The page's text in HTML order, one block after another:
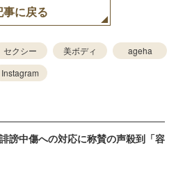
事に戻る
セクシー 美ボディ
ageha
Instagram
謗中傷への対応に称賛の声殺到「容